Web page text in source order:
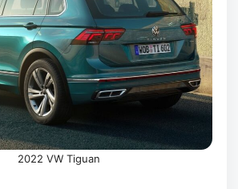
2022 VW Tiguan